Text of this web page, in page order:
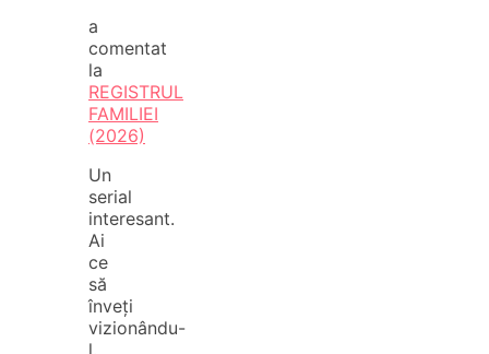
a
comentat
la
REGISTRUL
FAMILIEI
(2026)
Un
serial
interesant.
Ai
ce
să
înveți
vizionându-